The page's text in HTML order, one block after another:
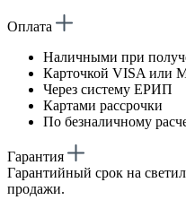
Оплата
Наличными при
Карточкой VISA или
Через систему ЕРИП
Картами рассрочки
По безналичному
Гарантия
Гарантийный срок на
продажи.